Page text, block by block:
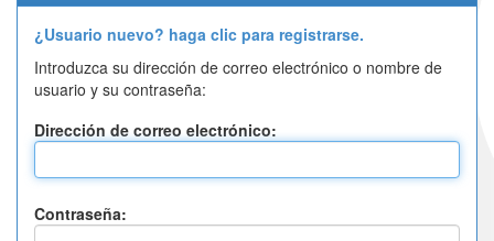
¿Usuario nuevo? haga clic para registrarse.
Introduzca su dirección de correo electrónico o nombre de
usuario y su contraseña:
Dirección de correo electrónico:
Contraseña: